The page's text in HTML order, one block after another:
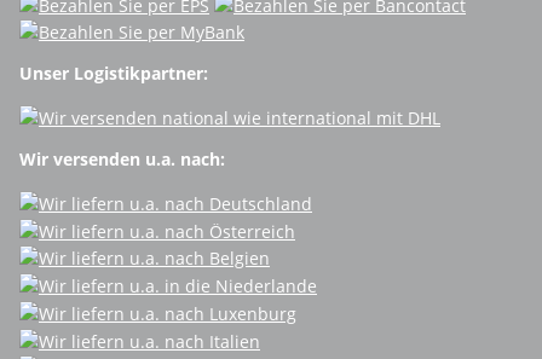
Unser Logistikpartner:
Wir versenden u.a. nach: